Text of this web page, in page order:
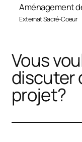
Aménagement
Externat Sacré-Coeur
Vous
discuter
projet?